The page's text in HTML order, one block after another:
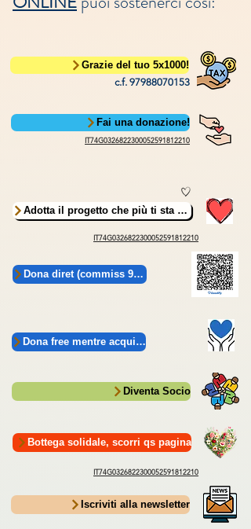
Grazie del tuo 5x1000!
c.f. 97988070153
Fai una donazione!
IT74G0326822300052591812210
Adotta il progetto che più ti sta a ... !
IT74G0326822300052591812210
Dona diret (commiss 9% a Goodify)
Dona free mentre acquisti!
Diventa Socio
Bottega solidale, scorri qs pagina
IT74G0326822300052591812210
Iscriviti alla newsletter